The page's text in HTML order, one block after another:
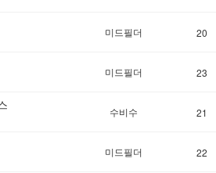
미드필더 20
미드필더 23
수비수 21
미드필더 22